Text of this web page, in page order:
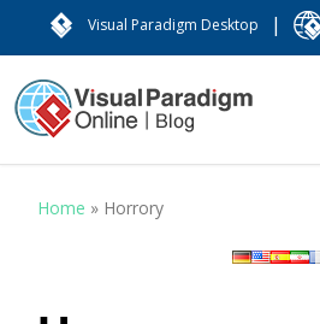
Visual Paradigm Desktop |
Home » Horrory